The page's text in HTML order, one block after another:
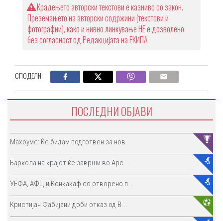
Крадењето авторски текстови е казниво со закон.
Преземањето на авторски содржини (текстови и
фотографии), како и нивно линкување НЕ е дозволено
без согласност од Редакцијата на ЕКИПА
СПОДЕЛИ:
ПОСЛЕДНИ ОБЈАВИ
Махоумс: Ќе бидам подготвен за нов...
Баркола на крајот ќе заврши во Арс...
УЕФА, АФЦ и Конкакаф со отворено п...
Кристијан Фабијани доби отказ од В...